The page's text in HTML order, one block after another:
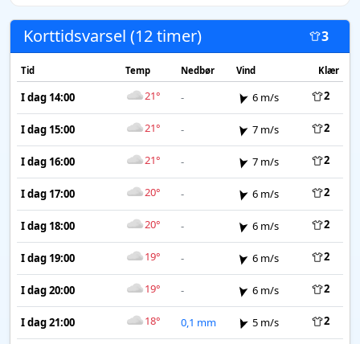
Korttidsvarsel (12 timer) 3
Tid Temp Nedbør Vind Klær
I dag 14:00 21° - 6 m/s 2
I dag 15:00 21° - 7 m/s 2
I dag 16:00 21° - 7 m/s 2
I dag 17:00 20° - 6 m/s 2
I dag 18:00 20° - 6 m/s 2
I dag 19:00 19° - 6 m/s 2
I dag 20:00 19° - 6 m/s 2
I dag 21:00 18° 0,1 mm 5 m/s 2